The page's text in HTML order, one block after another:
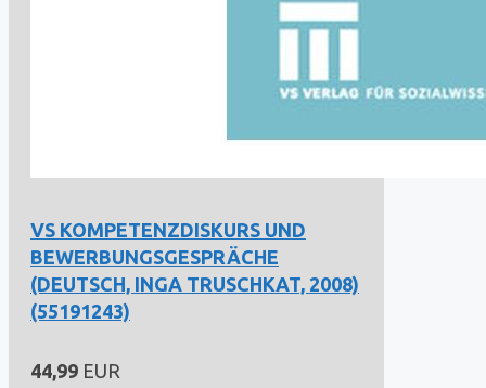
VS KOMPETENZDISKURS UND
BEWERBUNGSGESPRÄCHE
(DEUTSCH, INGA TRUSCHKAT, 2008)
(55191243)
44,99 EUR